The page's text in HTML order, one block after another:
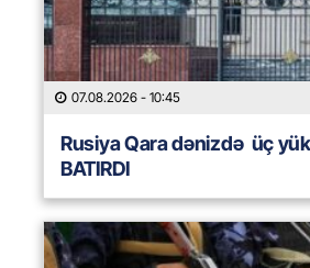
07.08.2026 - 10:45
Rusiya Qara dənizdə üç
BATIRDI